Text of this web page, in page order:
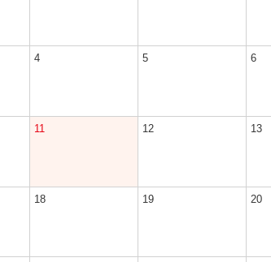
4 5 6
11 12 13
18 19 20